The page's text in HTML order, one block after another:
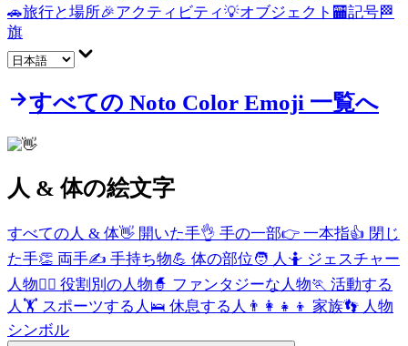
🚗旅行と場所🎉アクティビティ💡オブジェクト 🏧記号🏁
旗
すべての Noto Color Emoji 一覧へ
人 & 体の絵文字
すべての人 & 体👋 開いた手👌 手の一部👉 一本指👍 閉じ
た手👏 両手✍️ 手持ち物💪 体の部位🧑 人 🤷 ジェスチャー
人物🧑‍⚕️ 役割別の人物🧙 ファンタジーな人物🏃 活動する
人 🏋️ スポーツする人 🛌 休息する人 👨‍👩‍👧‍👦 家族👣 人物
シンボル